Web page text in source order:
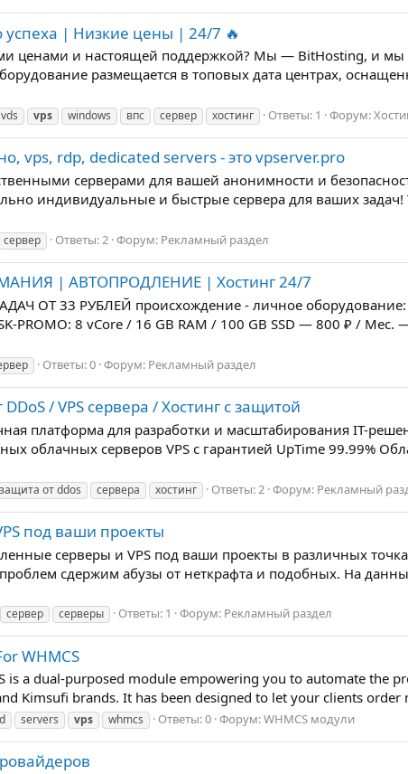
успеха | Низкие цены | 24/7 🔥
ценами и настоящей поддержкой? Мы — BitHosting, и мы
размещается в топовых дата центрах,
vds vps windows впс сервер хостинг Ответы: 1 Форум:
vps, rdp, dedicated servers - это vpserver.pro
серверами для вашей анонимности и
индивидуальные и быстрые сервера для ваших задач!
сервер Ответы: 2 Форум: Рекламный раздел
| АВТОПРОДЛЕНИЕ | Хостинг 24/7
ОТ 33 РУБЛЕЙ происхождение - личное оборудование:
PROMO: 8 vCore / 16 GB RAM / 100 GB SSD — 800 ₽ / Мес.
Ответы: 0 Форум: Рекламный раздел
/ VPS сервера / Хостинг с защитой
платформа для разработки и масштабирования IT-
облачных серверов VPS с гарантией UpTime 99.99%
защита от ddos сервера хостинг Ответы: 2 Форум: Рекламный
под ваши проекты
серверы и VPS под ваши проекты в различных
сдержим абузы от неткрафта и подобных. На
сервер серверы Ответы: 1 Форум: Рекламный раздел
WHMCS
is a dual-purposed module empowering you to automate the
Kimsufi brands. It has been designed to let your clients
servers vps whmcs Ответы: 0 Форум:WHMCS модули